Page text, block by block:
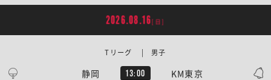
2026.08.16[日]
静岡 13:00 KM東京
Tリーグ | 男子